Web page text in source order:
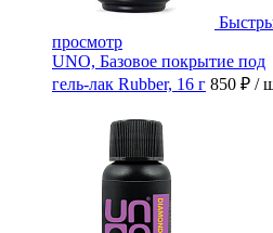
просмотр
UNO, Базовое покрытие под
гель-лак Rubber, 16 г 850 ₽ /